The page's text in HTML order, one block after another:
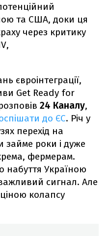
та США, доки ця
через критику
євроінтеграції,
Get Ready for
24 Каналу,
до ЄС. Річ у
перехід на
займе роки і дуже
фермерам.
набуття Україною
сигнал. Але
колапсу